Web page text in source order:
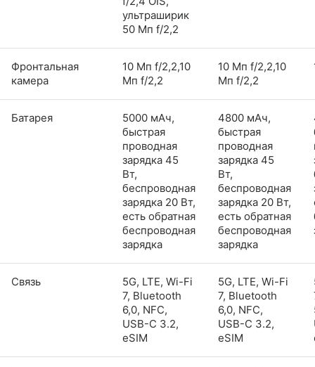
ультраширик
50 Мп f/2,2
Фронтальная
камера
10 Мп f/2,2,10
Мп f/2,2
10 Мп f/2,2,10
Мп f/2,2
Батарея
5000 мАч,
быстрая
проводная
зарядка 45
Вт,
беспроводная
зарядка 20 Вт,
есть обратная
беспроводная
зарядка
4800 мАч,
быстрая
проводная
зарядка 45
Вт,
беспроводная
зарядка 20 Вт,
есть обратная
беспроводная
зарядка
Связь
5G, LTE, Wi-Fi
7, Bluetooth
6,0, NFC,
USB-C 3.2,
eSIM
5G, LTE, Wi-Fi
7, Bluetooth
6,0, NFC,
USB-C 3.2,
eSIM